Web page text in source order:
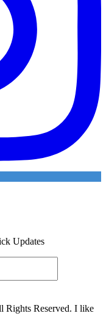
Updates
Rights Reserved. I like